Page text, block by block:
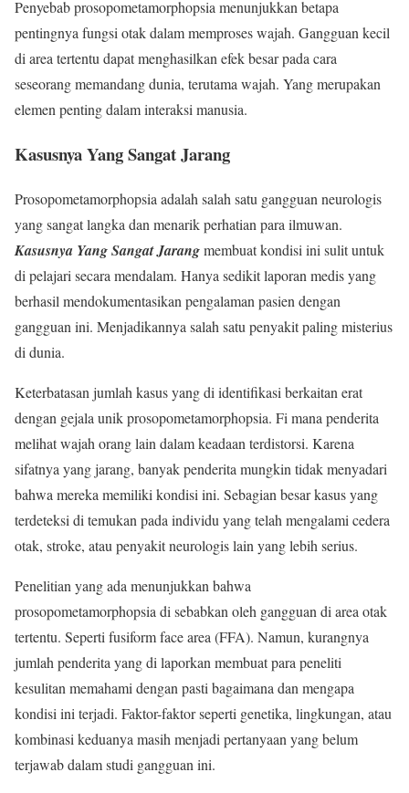
Penyebab prosopometamorphopsia menunjukkan betapa
pentingnya fungsi otak dalam memproses wajah. Gangguan kecil
di area tertentu dapat menghasilkan efek besar pada cara
seseorang memandang dunia, terutama wajah. Yang merupakan
elemen penting dalam interaksi manusia.
Kasusnya Yang Sangat Jarang
Prosopometamorphopsia adalah salah satu gangguan neurologis
yang sangat langka dan menarik perhatian para ilmuwan.
Kasusnya Yang Sangat Jarangmembuat kondisi ini sulit untuk
di pelajari secara mendalam. Hanya sedikit laporan medis yang
berhasil mendokumentasikan pengalaman pasien dengan
gangguan ini. Menjadikannya salah satu penyakit paling misterius
di dunia.
Keterbatasan jumlah kasus yang di identifikasi berkaitan erat
dengan gejala unik prosopometamorphopsia. Fi mana penderita
melihat wajah orang lain dalam keadaan terdistorsi. Karena
sifatnya yang jarang, banyak penderita mungkin tidak menyadari
bahwa mereka memiliki kondisi ini. Sebagian besar kasus yang
terdeteksi di temukan pada individu yang telah mengalami cedera
otak, stroke, atau penyakit neurologis lain yang lebih serius.
Penelitian yang ada menunjukkan bahwa
prosopometamorphopsia di sebabkan oleh gangguan di area otak
tertentu. Seperti fusiform face area (FFA). Namun, kurangnya
jumlah penderita yang di laporkan membuat para peneliti
kesulitan memahami dengan pasti bagaimana dan mengapa
kondisi ini terjadi. Faktor-faktor seperti genetika, lingkungan, atau
kombinasi keduanya masih menjadi pertanyaan yang belum
terjawab dalam studi gangguan ini.